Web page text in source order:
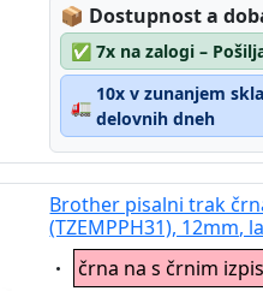
📦 Lagerstatus:
Dostupnost a
✅ 7x na zalogi –
🚛
10x v zunanjem
delovnih dneh
Brother pisalni trak
(TZEMPPH31), 12mm,
Eigenschaft:
črna na s črnim